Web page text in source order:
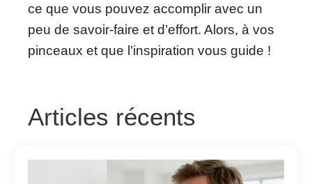
ce que vous pouvez accomplir avec un
peu de savoir-faire et d’effort. Alors, à vos
pinceaux et que l’inspiration vous guide !
Articles récents